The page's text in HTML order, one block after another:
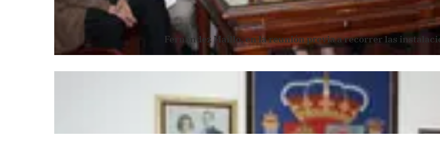
Fernández Maíllo, en la reunión previa a recorrer las